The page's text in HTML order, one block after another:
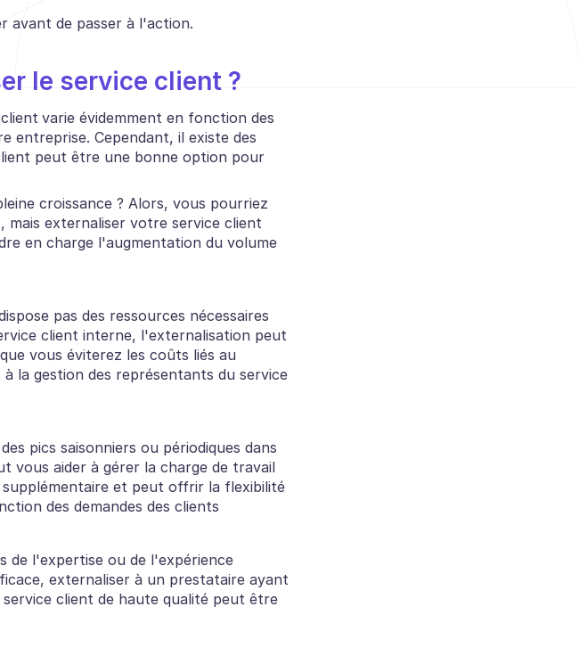
avant de passer à l'action.
le service client ?
varie évidemment en fonction des
entreprise. Cependant, il existe des
peut être une bonne option pour
croissance ? Alors, vous pourriez
mais externaliser votre service client
en charge l'augmentation du volume
pas des ressources nécessaires
client interne, l'externalisation peut
vous éviterez les coûts liés au
la gestion des représentants du service
pics saisonniers ou périodiques dans
vous aider à gérer la charge de travail
et peut offrir la flexibilité
des demandes des clients
de l'expertise ou de l'expérience
externaliser à un prestataire ayant
client de haute qualité peut être